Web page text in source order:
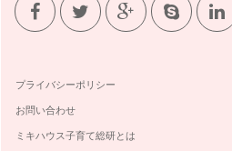
プライバシーポリシー
お問い合わせ
ミキハウス子育て総研とは